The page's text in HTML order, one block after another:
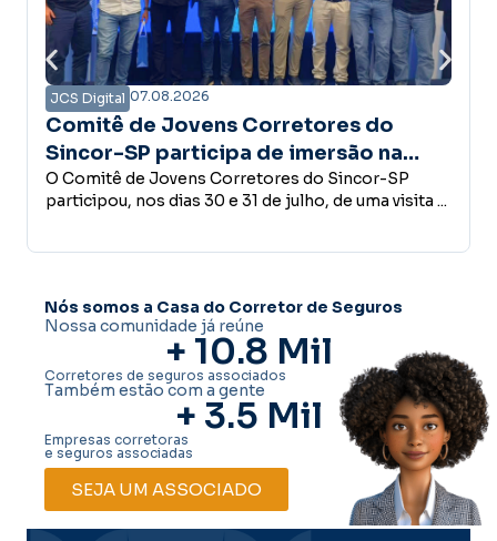
JCS Digital 07.08.2026
Comitê de Jovens Corretores do
Sincor-SP participa de imersão na
Maxpar e conhece estrutura do Grupo
Autoglass
O Comitê de Jovens Corretores do Sincor-SP
participou, nos dias 30 e 31 de julho, de uma visita ...
Nós somos a Casa do Corretor de Seguros
Nossa comunidade já reúne
+ 10.8 Mil
Corretores de seguros associados
Também estão com a gente
+ 3.5 Mil
Empresas corretoras
e seguros associadas
SEJA UM ASSOCIADO